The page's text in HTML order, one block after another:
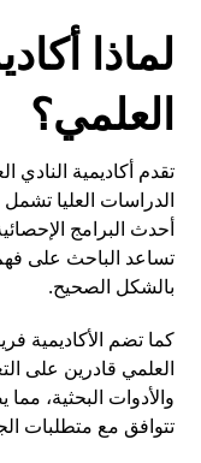
لماذا
العلمي؟
تقدم أكاديمية
الدراسات العليا تشمل
أحدث البرامج
تساعد الباحث على فهم
بالشكل الصحيح.
كما تضم الأكاديمية
العلمي قادرين على
والأدوات البحثية،
تتوافق مع متطلبات